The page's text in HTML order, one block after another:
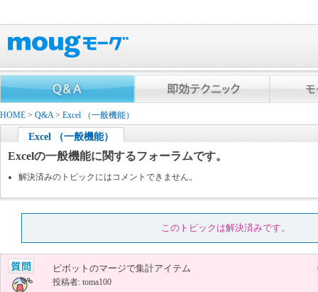
HOME > Q&A> Excel （一般機能）
Excel （一般機能）
Excelの一般機能に関するフォーラムです。
解決済みのトピックにはコメントできません。
このトピックは解決済みです。
ピボットのマージで集計アイテム
投稿者: toma100